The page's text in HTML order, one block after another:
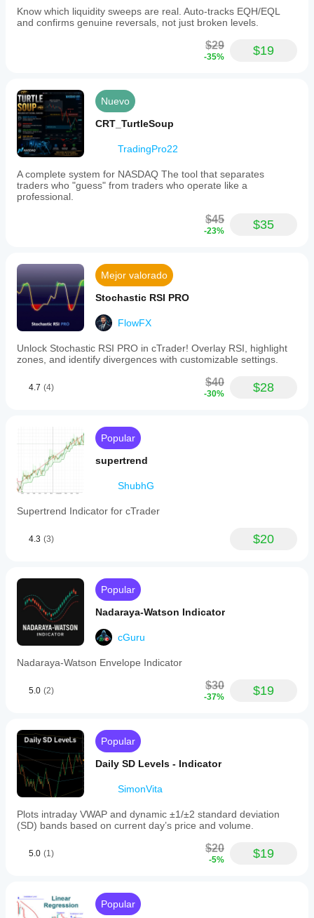
moves
as
zones
from
the
last
opposing
candle
the
move.
Zones
with
them.
It
is
suitable
intraday
in
markets
as
supporting
strategies
like
continuation,
and
Action
approaches.
The
tool
is
designed
for
using
or
including
beginners
and
advanced
users
seeking
market
structure
Perfil del indicador
Know which liquidity sweeps are real. Auto-tracks EQH/EQL
and confirms genuine reversals, not just broken levels.
$29
-35% $19
Nuevo
CRT_TurtleSoup
TradingPro22
A complete system for NASDAQ The tool that separates
traders who "guess" from traders who operate like a
professional.
$45
-23% $35
Mejor valorado
Stochastic RSI PRO
FlowFX
Unlock Stochastic RSI PRO in cTrader! Overlay RSI, highlight
zones, and identify divergences with customizable settings.
4.7 (4) $40
-30% $28
Popular
supertrend
ShubhG
Supertrend Indicator for cTrader
4.3 (3) $20
Popular
Nadaraya-Watson Indicator
cGuru
Nadaraya-Watson Envelope Indicator
5.0 (2) $30
-37% $19
Popular
Daily SD Levels - Indicator
SimonVita
Plots intraday VWAP and dynamic ±1/±2 standard deviation
(SD) bands based on current day’s price and volume.
5.0 (1) $20
-5% $19
Popular